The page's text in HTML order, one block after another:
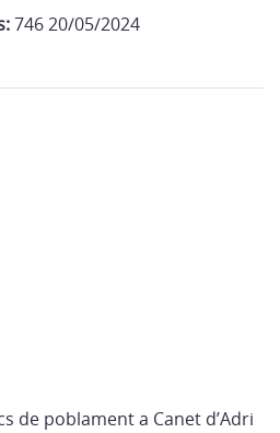
746 20/05/2024
de poblament a Canet d’Adri